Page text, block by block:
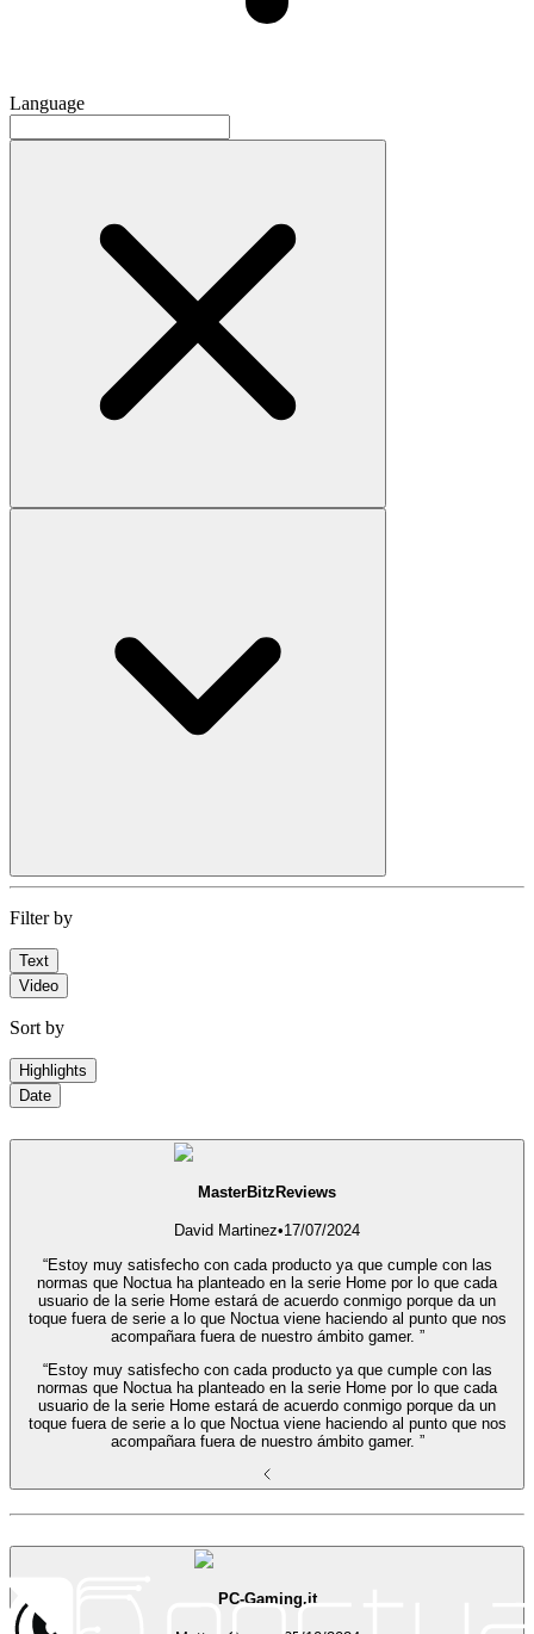
Language
Filter by
Text
Video
Sort by
Highlights
Date
MasterBitzReviews
David Martinez•17/07/2024
“Estoy muy satisfecho con cada producto ya que cumple con las
normas que Noctua ha planteado en la serie Home por lo que cada
usuario de la serie Home estará de acuerdo conmigo porque da un
toque fuera de serie a lo que Noctua viene haciendo al punto que nos
acompañara fuera de nuestro ámbito gamer. ”
“Estoy muy satisfecho con cada producto ya que cumple con las
normas que Noctua ha planteado en la serie Home por lo que cada
usuario de la serie Home estará de acuerdo conmigo porque da un
toque fuera de serie a lo que Noctua viene haciendo al punto que nos
acompañara fuera de nuestro ámbito gamer. ”
PC-Gaming.it